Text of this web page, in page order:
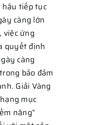
hậu tiếp tục
càng lớn
việc ứng
quyết định
càng
bảo đảm
Giải Vàng
mục
năng”